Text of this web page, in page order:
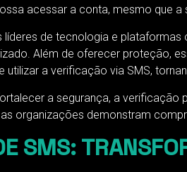
acessar a conta, mesmo que
líderes de tecnologia e
Além de oferecer proteção,
utilizar a verificação via SMS,
a segurança, a verificação
organizações demonstram
SMS: